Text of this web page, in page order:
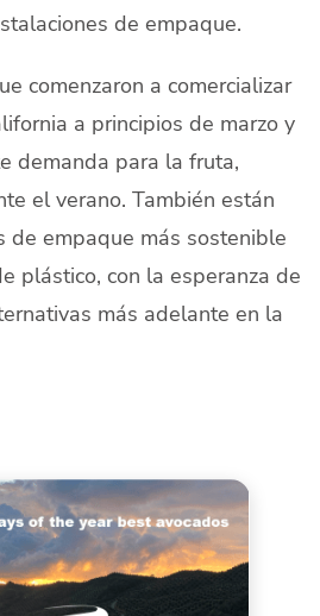
de empaque.
comenzaron a comercializar
a principios de marzo y
demanda para la fruta,
el verano. También están
de empaque más sostenible
plástico, con la esperanza de
más adelante en la